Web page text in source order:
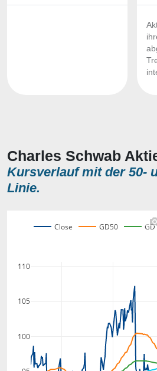
Charles Schwab
Kursverlauf mit der 50-
Linie.
100
105
110
Close GD50